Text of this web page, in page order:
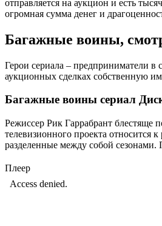
отправляется на аукцион и есть
огромная сумма денег и
Багажные воины,
Герои сериала – предприниматели в
аукционных сделках собственную
Багажные воины сериал
Режиссер Рик Гаррабрант блестяще
телевизионного проекта относится
разделенные между собой сезонами.
Плеер